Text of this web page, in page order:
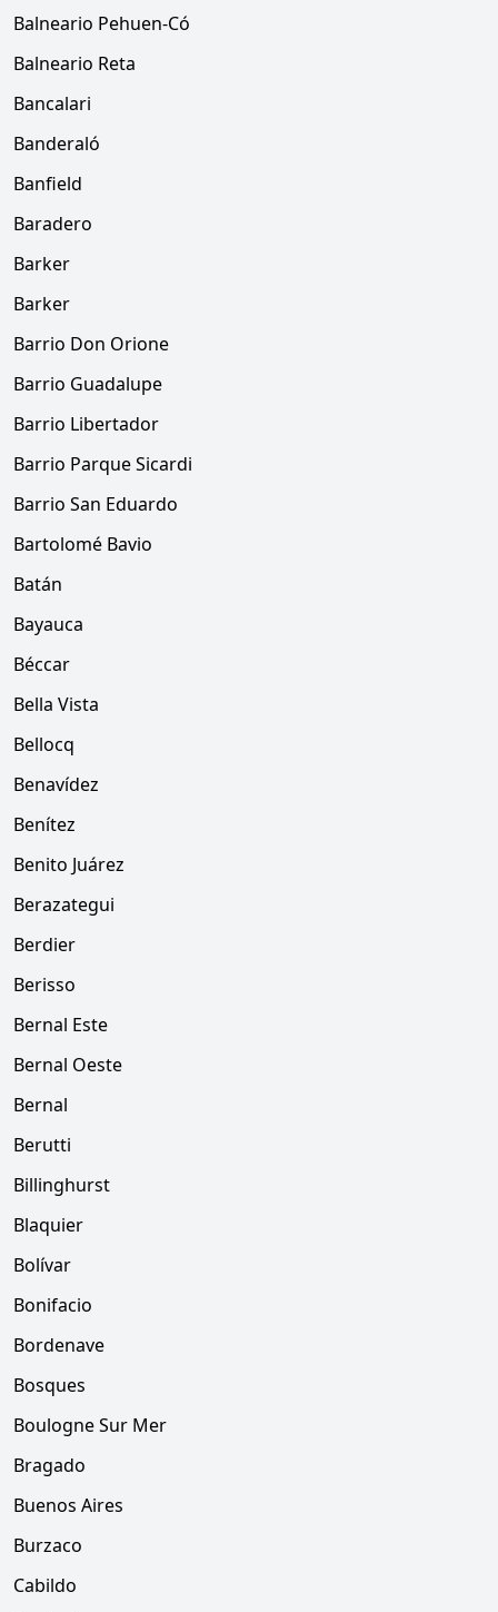
Balneario Pehuen-Có
Balneario Reta
Bancalari
Banderaló
Banfield
Baradero
Barker
Barker
Barrio Don Orione
Barrio Guadalupe
Barrio Libertador
Barrio Parque Sicardi
Barrio San Eduardo
Bartolomé Bavio
Batán
Bayauca
Béccar
Bella Vista
Bellocq
Benavídez
Benítez
Benito Juárez
Berazategui
Berdier
Berisso
Bernal Este
Bernal Oeste
Bernal
Berutti
Billinghurst
Blaquier
Bolívar
Bonifacio
Bordenave
Bosques
Boulogne Sur Mer
Bragado
Buenos Aires
Burzaco
Cabildo